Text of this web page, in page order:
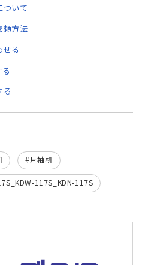
ついて
頼方法
る
る
片袖机
117S_KDN-117S